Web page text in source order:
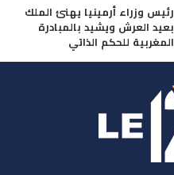
رئيس وزراء أرمينيا يهنئ الملك
بعيد العرش ويشيد بالمبادرة
المغربية للحكم الذاتي